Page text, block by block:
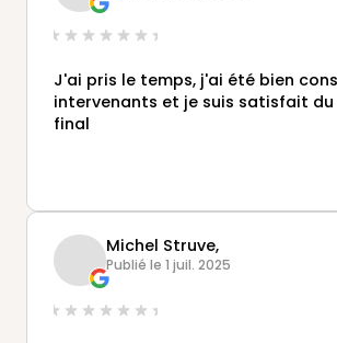
J'ai pris le temps, j'ai été bien
intervenants et je suis satisfait
final
Michel Struve,
Publié le 1 juil. 2025